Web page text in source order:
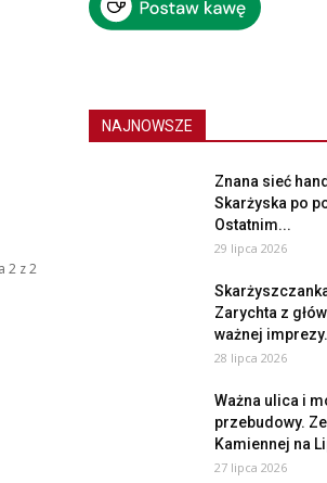
2 z 2
NAJNOWSZE
Znana sieć
Skarżyska po
Ostatnim...
29 lipca 2026
Zarychta z
ważnej
28 lipca 2026
Ważna ulica i
przebudowy.
Kamiennej na
27 lipca 2026